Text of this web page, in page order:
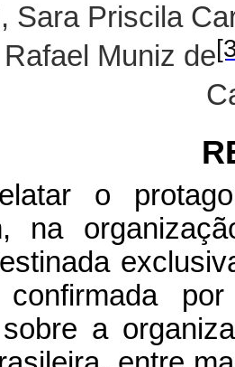
Sara Priscila
Muniz de
o
na
a